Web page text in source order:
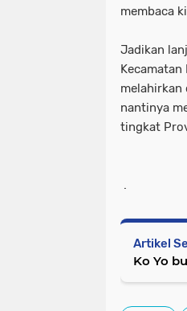
membaca
Jadikan
melahirkan
nantinya
tingkat
.
Artikel
Ko Yo